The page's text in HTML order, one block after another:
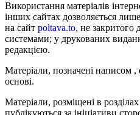
Використання матеріалів
інших сайтах дозволяється
на сайт poltava.to, не закритого
системами; у друкованих
редакцією.
Матеріали, позначені написом ,
основі.
Матеріали, розміщені в
публікуються за ініціативи